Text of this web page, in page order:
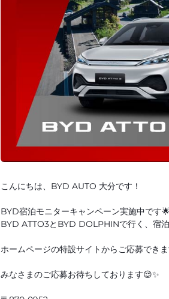
こんにちは、BYD AUTO 大分です！
BYD宿泊モニターキャンペーン実施中です🌟
BYD ATTO3とBYD DOLPHINで行く、宿
ホームページの特設サイトからご応募できま
みなさまのご応募お待ちしております😌✨